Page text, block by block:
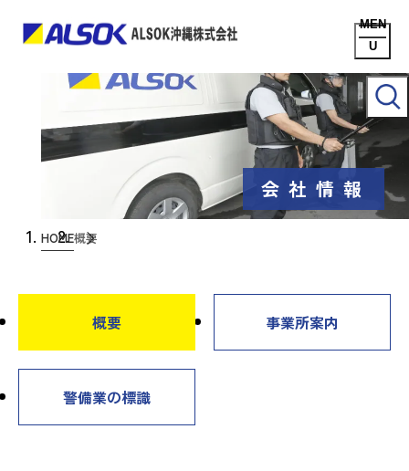
会社情報
HOME概要
概要 事業所案内
警備業の標識